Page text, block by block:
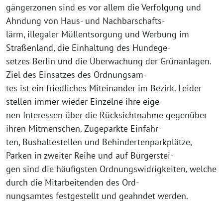
gängerzonen sind es vor allem die Verfolgung und
Ahndung von Haus- und Nachbarschafts-
lärm, illegaler Müllentsorgung und Werbung im
Straßenland, die Einhaltung des Hundege-
setzes Berlin und die Überwachung der Grünanlagen.
Ziel des Einsatzes des Ordnungsam-
tes ist ein friedliches Miteinander im Bezirk. Leider
stellen immer wieder Einzelne ihre eige-
nen Interessen über die Rücksichtnahme gegenüber
ihren Mitmenschen. Zugeparkte Einfahr-
ten, Bushaltestellen und Behindertenparkplätze,
Parken in zweiter Reihe und auf Bürgerstei-
gen sind die häufigsten Ordnungswidrigkeiten, welche
durch die Mitarbeitenden des Ord-
nungsamtes festgestellt und geahndet werden.